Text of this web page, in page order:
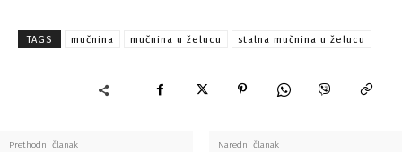
TAGS mučnina mučnina u želucu stalna mučnina u želucu
Prethodni članak Naredni članak